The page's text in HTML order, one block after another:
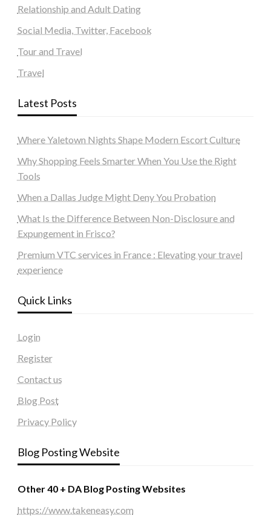
Relationship and Adult Dating
Social Media, Twitter, Facebook
Tour and Travel
Travel
Latest Posts
Where Yaletown Nights Shape Modern Escort Culture
Why Shopping Feels Smarter When You Use the Right
Tools
When a Dallas Judge Might Deny You Probation
What Is the Difference Between Non-Disclosure and
Expungement in Frisco?
Premium VTC services in France : Elevating your travel
experience
Quick Links
Login
Register
Contact us
Blog Post
Privacy Policy
Blog Posting Website
Other 40 + DA Blog Posting Websites
https://www.takeneasy.com